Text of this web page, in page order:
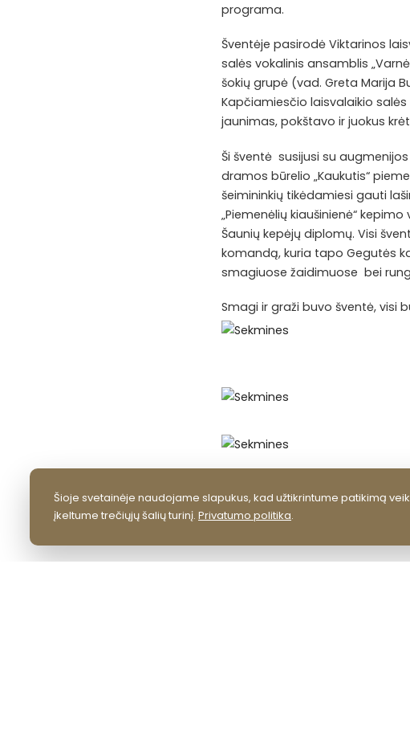
programa.
Šventėje pasirodė Viktarinos
salės vokalinis ansamblis
šokių grupė (vad. Greta Marija
Kapčiamiesčio laisvalaikio salės
jaunimas, pokštavo ir juokus
Ši šventė susijusi su
dramos būrelio „Kaukutis“
šeimininkių tikėdamiesi gauti
„Piemenėlių kiaušinienė“
Šaunių kepėjų diplomų. Visi
komandą, kuria tapo Gegutės
smagiuose žaidimuose bei
Smagi ir graži buvo šventė, visi
Šioje svetainėje naudojame slapukus, kad užtikrintume patikimą
įkeltume trečiųjų šalių turinį. Privatumo politika.